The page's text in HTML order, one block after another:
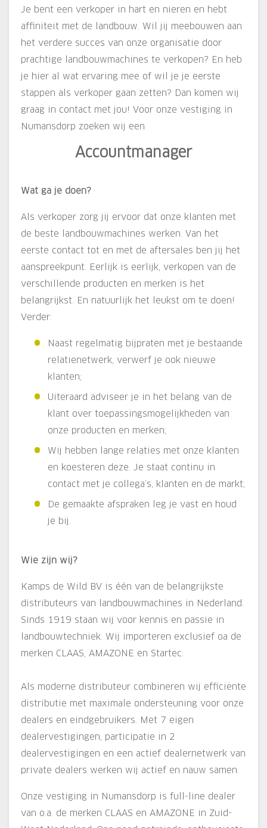
Je bent een verkoper in hart en nieren en hebt
affiniteit met de landbouw. Wil jij meebouwen aan
het verdere succes van onze organisatie door
prachtige landbouwmachines te verkopen? En heb
je hier al wat ervaring mee of wil je je eerste
stappen als verkoper gaan zetten? Dan komen wij
graag in contact met jou! Voor onze vestiging in
Numansdorp zoeken wij een
Accountmanager
Wat ga je doen?
Als verkoper zorg jij ervoor dat onze klanten met
de beste landbouwmachines werken. Van het
eerste contact tot en met de aftersales ben jij het
aanspreekpunt. Eerlijk is eerlijk, verkopen van de
verschillende producten en merken is het
belangrijkst. En natuurlijk het leukst om te doen!
Verder:
Naast regelmatig bijpraten met je bestaande
relatienetwerk, verwerf je ook nieuwe
klanten;
Uiteraard adviseer je in het belang van de
klant over toepassingsmogelijkheden van
onze producten en merken;
Wij hebben lange relaties met onze klanten
en koesteren deze. Je staat continu in
contact met je collega’s, klanten en de markt;
De gemaakte afspraken leg je vast en houd
je bij.
Wie zijn wij?
Kamps de Wild BV is één van de belangrijkste
distributeurs van landbouwmachines in Nederland.
Sinds 1919 staan wij voor kennis en passie in
landbouwtechniek. Wij importeren exclusief oa de
merken CLAAS, AMAZONE en Startec.
Als moderne distributeur combineren wij efficiënte
distributie met maximale ondersteuning voor onze
dealers en eindgebruikers. Met 7 eigen
dealervestigingen, participatie in 2
dealervestigingen en een actief dealernetwerk van
private dealers werken wij actief en nauw samen.
Onze vestiging in Numansdorp is full-line dealer
van o.a. de merken CLAAS en AMAZONE in Zuid-